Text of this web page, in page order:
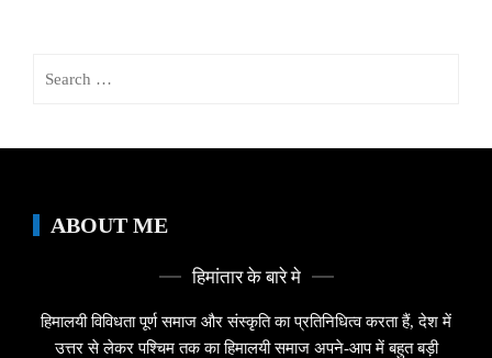
ABOUT ME
हिमांतार के बारे मे
हिमालयी विविधता पूर्ण समाज और संस्कृति का प्रतिनिधित्व करता हैं, देश में
उत्तर से लेकर पश्चिम तक का हिमालयी समाज अपने-आप में बहुत बड़ी